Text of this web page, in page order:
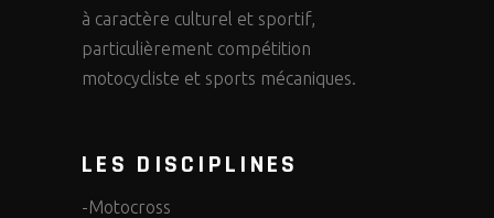
à caractère culturel et sportif,
particulièrement compétition
motocycliste et sports mécaniques.
LES DISCIPLINES
-Motocross